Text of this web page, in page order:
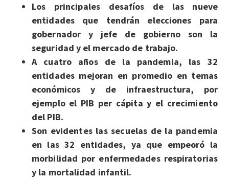
Los principales desafíos de las nueve
entidades que tendrán elecciones para
gobernador y jefe de gobierno son la
seguridad y el mercado de trabajo.
A cuatro años de la pandemia, las 32
entidades mejoran en promedio en temas
económicos y de infraestructura, por
ejemplo el PIB per cápita y el crecimiento
del PIB.
Son evidentes las secuelas de la pandemia
en las 32 entidades, ya que empeoró la
morbilidad por enfermedades respiratorias
y la mortalidad infantil.